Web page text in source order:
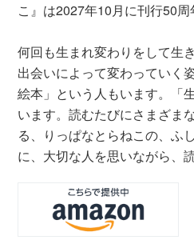
こ』は2027年10月に刊行50周
何回も生まれ変わりをして生
出会いによって変わっていく
絵本」という人もいます。「
います。読むたびにさまざま
る、りっぱなとらねこの、ふ
に、大切な人を思いながら、